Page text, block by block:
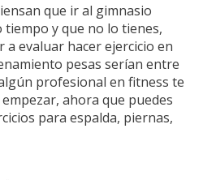
que ir al gimnasio
tiempo y que no lo tienes,
a evaluar hacer ejercicio en
pesas serían entre
profesional en fitness te
ahora que puedes
para espalda, piernas,